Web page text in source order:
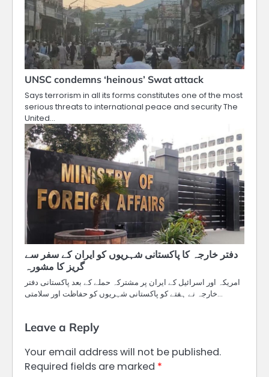
UNSC condemns ‘heinous’ Swat attack
Says terrorism in all its forms constitutes one of the most
serious threats to international peace and security The
United…
دفتر خارجہ کا پاکستانی شہریوں کو ایران کے سفر سے
گریز کا مشورہ
امریکہ اور اسرائیل کے ایران پر مشترکہ حملے کے بعد پاکستانی دفتر
خارجہ نے ہفتے کو پاکستانی شہریوں کو حفاظت اور سلامتی…
Leave a Reply
Your email address will not be published.
Required fields are marked *